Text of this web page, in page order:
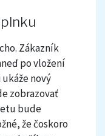
Zákazník
po vložení
nový
zobrazovať
bude
že čoskoro